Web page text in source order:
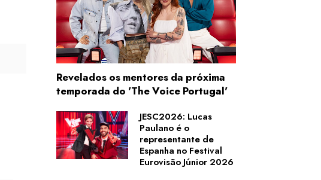
Revelados os mentores da próxima
temporada do 'The Voice Portugal'
JESC2026: Lucas
Paulano é o
representante de
Espanha no Festival
Eurovisão Júnior 2026